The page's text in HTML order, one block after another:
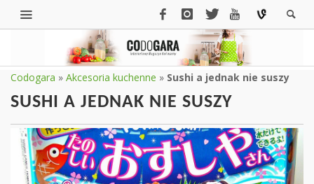
Codogara » Akcesoria kuchenne » Sushi a jednak nie suszy
SUSHI A JEDNAK NIE SUSZY